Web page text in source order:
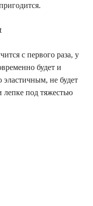
с первого раза, у
будет и
не будет
лепке под тяжестью